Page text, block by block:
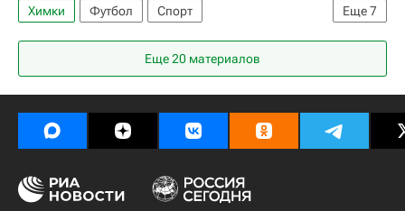
Еще7
Химки Футбол
Спорт
Вячеслав Федорищев
Ростех
Акрон
Крылья Советов
Акрон (Тольятти)
РПЛ 2026-2027 (Чемпионат России по футболу)
Еще 20 материалов